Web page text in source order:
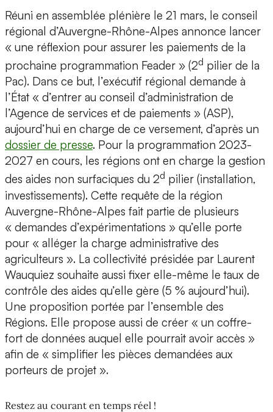
Réuni en assemblée plénière le 21 mars, le conseil
régional d’Auvergne-Rhône-Alpes annonce lancer
« une réflexion pour assurer les paiements de la
prochaine programmation Feader » (2d pilier de la
Pac). Dans ce but, l’exécutif régional demande à
l’État « d’entrer au conseil d’administration de
l’Agence de services et de paiements » (ASP),
aujourd’hui en charge de ce versement, d’après un
dossier de presse. Pour la programmation 2023-
2027 en cours, les régions ont en charge la gestion
des aides non surfaciques du 2d pilier (installation,
investissements). Cette requête de la région
Auvergne-Rhône-Alpes fait partie de plusieurs
« demandes d’expérimentations » qu’elle porte
pour « alléger la charge administrative des
agriculteurs ». La collectivité présidée par Laurent
Wauquiez souhaite aussi fixer elle-même le taux de
contrôle des aides qu’elle gère (5 % aujourd’hui).
Une proposition portée par l’ensemble des
Régions. Elle propose aussi de créer « un coffre-
fort de données auquel elle pourrait avoir accès »
afin de « simplifier les pièces demandées aux
porteurs de projet ».
Restez au courant en temps réel !